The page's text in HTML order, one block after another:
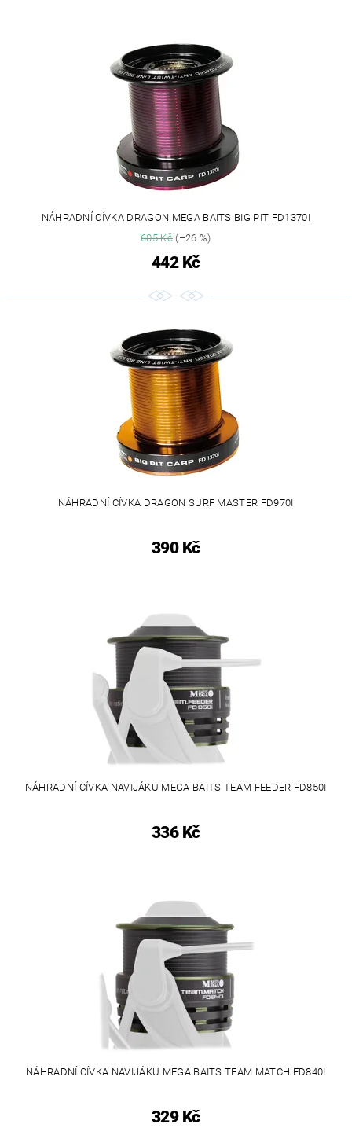
NÁHRADNÍ CÍVKA DRAGON MEGA BAITS BIG PIT FD1370I
605 Kč(–26 %)
442 Kč
NÁHRADNÍ CÍVKA DRAGON SURF MASTER FD970I
390 Kč
NÁHRADNÍ CÍVKA NAVIJÁKU MEGA BAITS TEAM FEEDER FD850I
336 Kč
NÁHRADNÍ CÍVKA NAVIJÁKU MEGA BAITS TEAM MATCH FD840I
329 Kč